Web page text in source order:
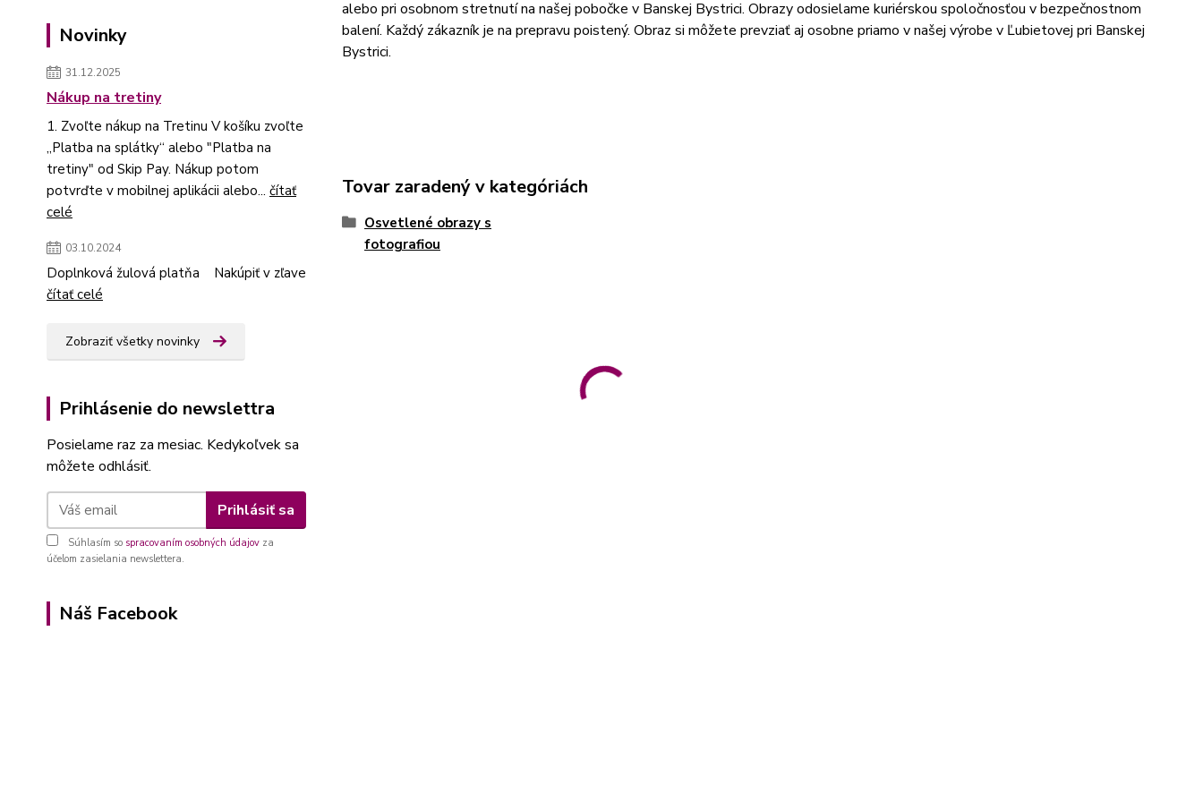
Novinky
31.12.2025
Nákup na tretiny
1. Zvoľte nákup na Tretinu V košíku zvoľte
„Platba na splátky“ alebo "Platba na
tretiny" od Skip Pay. Nákup potom
potvrďte v mobilnej aplikácii alebo... čítať
celé
03.10.2024
Doplnková žulová platňa Nakúpiť v zľave
čítať celé
Zobraziť všetky novinky
Prihlásenie do newslettra
Posielame raz za mesiac. Kedykoľvek sa
môžete odhlásiť.
Prihlásiť sa
Súhlasím so spracovaním osobných údajov za
účelom zasielania newslettera.
Náš Facebook
alebo pri osobnom stretnutí na našej pobočke v Banskej Bystrici. Obrazy odosielame kuriérskou spoločnosťou v bezpečnostnom
balení. Každý zákazník je na prepravu poistený. Obraz si môžete prevziať aj osobne priamo v našej výrobe v Ľubietovej pri Banskej
Bystrici.
Tovar zaradený v kategóriách
Osvetlené obrazy s
fotografiou